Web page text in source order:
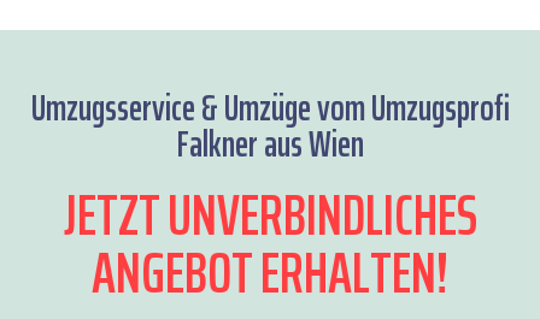
Umzugsservice & Umzüge vom Umzugsprofi
Falkner aus Wien
JETZT UNVERBINDLICHES
ANGEBOT ERHALTEN!